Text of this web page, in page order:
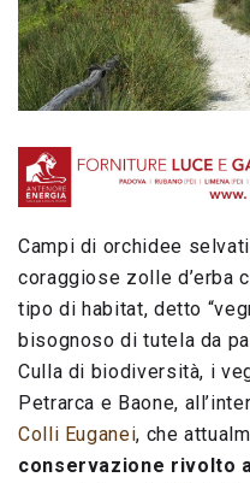
Campi di orchidee
coraggiose zolle d’erba
tipo di habitat, detto
bisognoso di tutela da
Culla di biodiversità, i
Petrarca e Baone,
Colli Euganei, che
conservazione rivolto